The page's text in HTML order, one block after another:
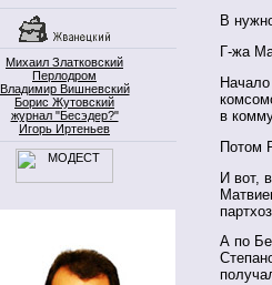
Михаил Златковский
Перлодром
Владимир Вишневский
Борис Жутовский
журнал "Бесэдер?"
Игорь Иртеньев
В
Г-жа
в
Потом
И вот,
А по